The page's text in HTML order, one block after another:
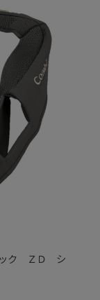
ク ＺＤ シ